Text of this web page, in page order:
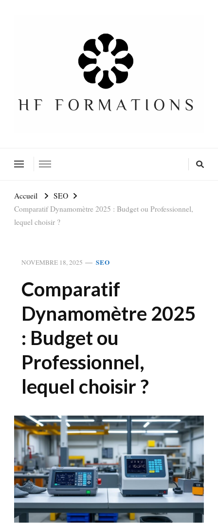
Accueil
SEO
Comparatif Dynamomètre 2025 : Budget ou Professionnel,
lequel choisir ?
NOVEMBRE 18, 2025 SEO
Comparatif
Dynamomètre 2025
: Budget ou
Professionnel,
lequel choisir ?